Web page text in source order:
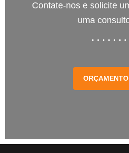
Contate-nos e solicite
uma
ORÇAMENTO